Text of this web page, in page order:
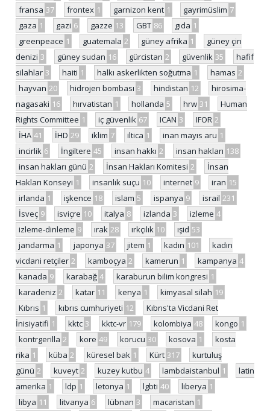
fransa 37 frontex 1 garnizon kent 1 gayrimüslim 7
gaza 1 gazi 6 gazze 13 GBT 86 gıda 1
greenpeace 1 guatemala 2 güney afrika 1
güney çin
denizi 3 güney sudan 16 gürcistan 2 güvenlik 35
hafif
silahlar 3 haiti 1 halkı askerlikten soğutma 1 hamas 2
hayvan 20 hidrojen bombası 3 hindistan 12
hirosima-
nagasaki 16 hırvatistan 1 hollanda 5 hrw 31
Human
Rights Committee 1 iç güvenlik 67 ICAN 3 IFOR 2
İHA 41 İHD 29 iklim 7 iltica 1 inan mayıs aru 1
incirlik 6 İngiltere 45 insan hakkı 2 insan hakları 138
insan hakları günü 2 İnsan Hakları Komitesi 2
İnsan
Hakları Konseyi 1 insanlık suçu 10 internet 9 iran 15
irlanda 1 işkence 18 islam 5 ispanya 9 israil 231
İsveç 9 isviçre 10 italya 8 izlanda 3 izleme 4
izleme-dinleme 9 ırak 28 ırkçılık 10 ışid 53
jandarma 1 japonya 37 jitem 1 kadın 101
kadın
vicdani retçiler 2 kamboçya 2 kamerun 1 kampanya 4
kanada 9 karabağ 4 karaburun bilim kongresi 1
karadeniz 2 katar 11 kenya 1 kimyasal silah 19
Kıbrıs 1 kıbrıs cumhuriyeti 12
Kıbrıs'ta Vicdani Ret
İnisiyatifi 1 kktc 3 kktc-vr 179 kolombiya 48 kongo 1
kontrgerilla 2 kore 49 korucu 30 kosova 1
kosta
rika 1 küba 2 küresel bak 1 Kürt 317
kurtuluş
günü 2 kuveyt 2 kuzey kutbu 4 lambdaistanbul 1
latin
amerika 1 ldp 1 letonya 1 lgbti 40 liberya 1
libya 11 litvanya 6 lübnan 3 macaristan 1